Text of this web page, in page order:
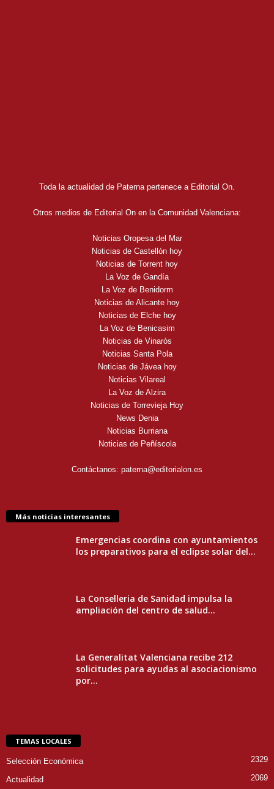
Toda la actualidad de Paterna pertenece a Editorial On.
Otros medios de Editorial On en la Comunidad Valenciana:
Noticias Oropesa del Mar
Noticias de Castellón hoy
Noticias de Torrent hoy
La Voz de Gandía
La Voz de Benidorm
Noticias de Alicante hoy
Noticias de Elche hoy
La Voz de Benicasim
Noticias de Vinaròs
Noticias Santa Pola
Noticias de Jávea hoy
Noticias Vilareal
La Voz de Alzira
Noticias de Torrevieja Hoy
News Denia
Noticias Burriana
Noticias de Peñíscola
Contáctanos: paterna@editorialon.es
Más noticias interesantes
Emergencias coordina con ayuntamientos
los preparativos para el eclipse solar del...
La Conselleria de Sanidad impulsa la
ampliación del centro de salud...
La Generalitat Valenciana recibe 212
solicitudes para ayudas al asociacionismo
por...
TEMAS LOCALES
Selección Económica 2329
Actualidad 2069